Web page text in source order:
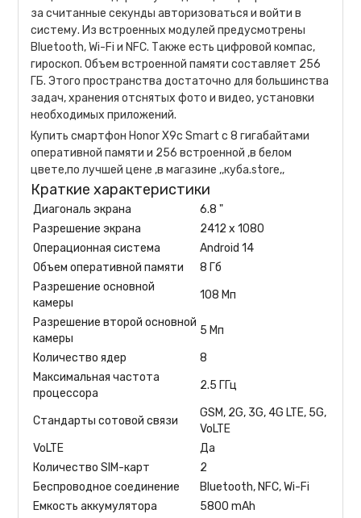
за считанные секунды авторизоваться и войти в
систему. Из встроенных модулей предусмотрены
Bluetooth, Wi-Fi и NFC. Также есть цифровой компас,
гироскоп. Объем встроенной памяти составляет 256
ГБ. Этого пространства достаточно для большинства
задач, хранения отснятых фото и видео, установки
необходимых приложений.
Купить смартфон Honor X9c Smart с 8 гигабайтами
оперативной памяти и 256 встроенной ,в белом
цвете,по лучшей цене ,в магазине ,,куба.store,,
Краткие характеристики
Диагональ экрана
6.8 "
Разрешение экрана
2412 x 1080
Операционная система
Android 14
Объем оперативной памяти
8 Гб
Разрешение основной
камеры
108 Мп
Разрешение второй основной
камеры
5 Мп
Количество ядер
8
Максимальная частота
процессора
2.5 ГГц
Стандарты сотовой связи
GSM, 2G, 3G, 4G LTE, 5G,
VoLTE
VoLTE
Да
Количество SIM-карт
2
Беспроводное соединение
Bluetooth, NFC, Wi-Fi
Емкость аккумулятора
5800 mAh